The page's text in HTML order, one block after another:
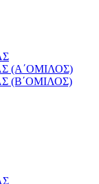
(Α΄ΟΜΙΛΟΣ)
(Β΄ΟΜΙΛΟΣ)